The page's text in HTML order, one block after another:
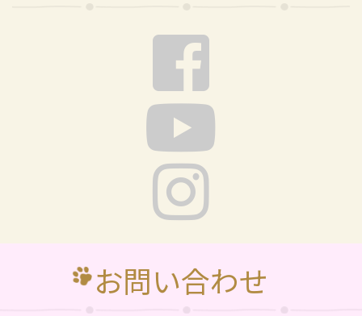
お問い合わせ